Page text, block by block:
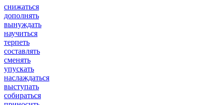
снижаться
дополнять
вынуждать
научиться
терпеть
составлять
сменять
упускать
наслаждаться
выступать
собираться